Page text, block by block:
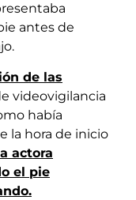
antes de
de las
videovigilancia
había
la hora de inicio
actora
el pie